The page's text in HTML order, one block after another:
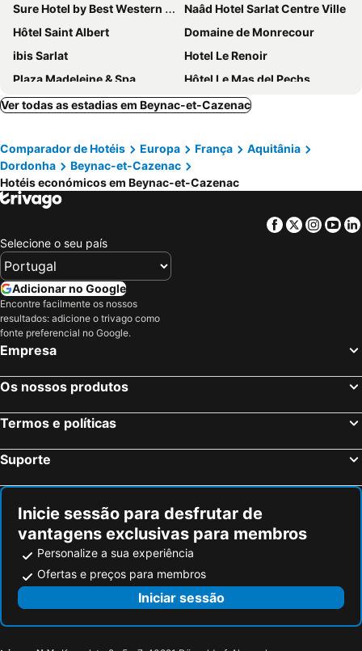
Sure Hotel by Best Western Sarlat-la-Caneda
Naâd Hotel Sarlat Centre Ville
Hôtel Saint Albert
Domaine de Monrecour
ibis Sarlat
Hotel Le Renoir
Plaza Madeleine & Spa
Hôtel Le Mas del Pechs
Logis Hôtel Restaurant La Borie
Hotel du Chateau
Domaine de Rochebois & Spa Nuxe
Hotel la Couleuvrine
La Perle de Domme
Hôtel Le Madrigal
Maisons La Boissiere
Les Glycines - Hôtel & Spa - Teritoria
Hotel de Paris
Ver todas as estadias em Beynac-et-Cazenac
Comparador de Hotéis Europa França
Aquitânia
Dordonha
Beynac-et-Cazenac
Hotéis económicos em Beynac-et-Cazenac
Facebook
Twitter
Selecione o seu país
Adicionar no Google
Encontre facilmente os nossos
resultados: adicione o trivago como
fonte preferencial no Google.
Empresa
Os nossos produtos
Termos e políticas
Suporte
Inicie sessão para desfrutar de
vantagens exclusivas para membros
Personalize a sua experiência
Ofertas e preços para membros
Iniciar sessão